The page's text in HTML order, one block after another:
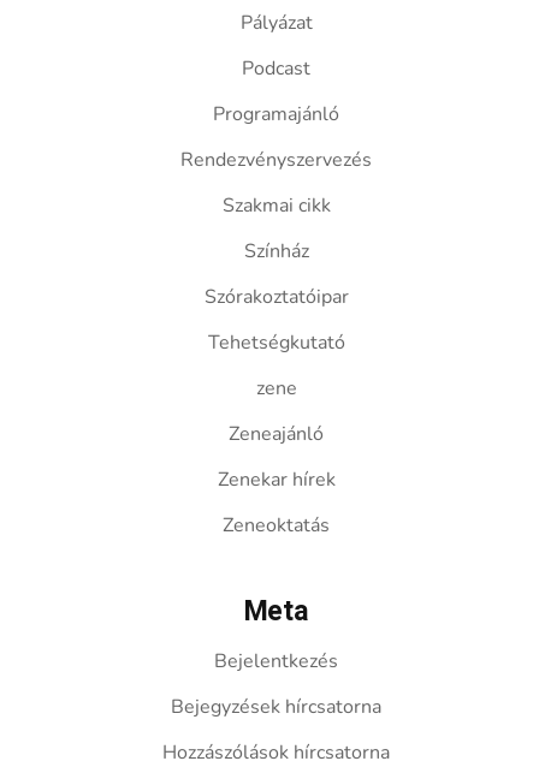
Pályázat
Podcast
Programajánló
Rendezvényszervezés
Szakmai cikk
Színház
Szórakoztatóipar
Tehetségkutató
zene
Zeneajánló
Zenekar hírek
Zeneoktatás
Meta
Bejelentkezés
Bejegyzések hírcsatorna
Hozzászólások hírcsatorna